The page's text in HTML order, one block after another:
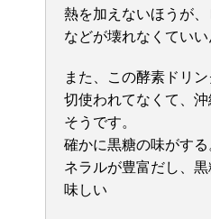
熱を加えないほうが
などが壊れなくていい
また、この酵素ドリ
切使われてなくて、
そうです。
確かに黒糖の味がする
ネラルが豊富だし、
味しい